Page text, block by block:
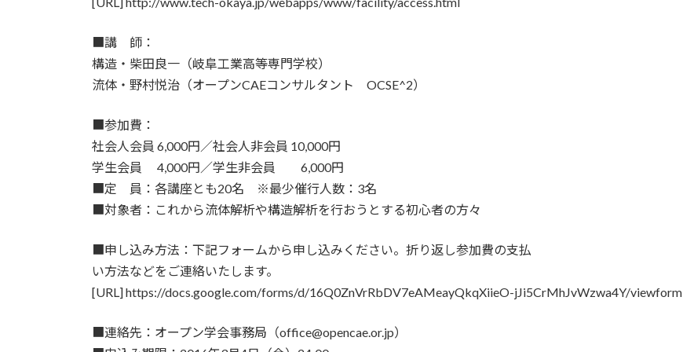
■講 師：
構造・柴田良一（岐阜工業高等専門学校）
流体・野村悦治（オープンCAEコンサルタント OCSE^2）
■参加費：
社会人会員 6,000円／社会人非会員 10,000円
学生会員 4,000円／学生非会員 6,000円
■定 員：各講座とも20名 ※最少催行人数：3名
■対象者：これから流体解析や構造解析を行おうとする初心者の方々
■申し込み方法：下記フォームから申し込みください。折り返し参加費の支払
い方法などをご連絡いたします。
[URL] https://docs.google.com/forms/d/16Q0ZnVrRbDV7eAMeayQkqXiieO-jJi5CrMhJvWzwa4Y/viewform
■連絡先：オープン学会事務局（office@opencae.or.jp）